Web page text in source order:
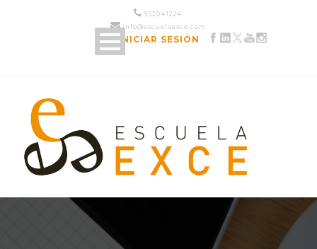
952 04 12 24
info@escuelaexce.com
INICIAR SESIÓN